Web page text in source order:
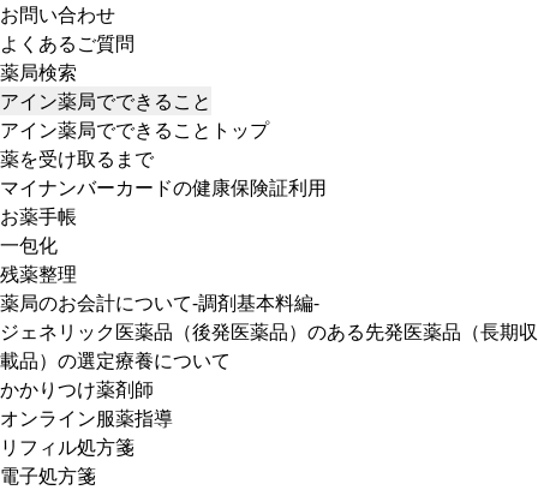
お問い合わせ
よくあるご質問
薬局検索
アイン薬局でできること
アイン薬局でできることトップ
薬を受け取るまで
マイナンバーカードの健康保険証利用
お薬手帳
一包化
残薬整理
薬局のお会計について-調剤基本料編-
ジェネリック医薬品（後発医薬品）のある先発医薬品（長期収
載品）の選定療養について
かかりつけ薬剤師
オンライン服薬指導
リフィル処方箋
電子処方箋